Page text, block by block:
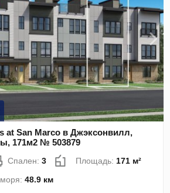
at San Marco в Джэксонвилл,
171м2 № 503879
Спален:3 Площадь: 171 м²
моря:48.9 км